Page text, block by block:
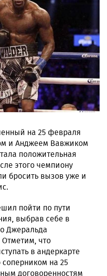
на 25 февраля
и Анджеем Вавжиком
положительная
этого чемпиону
бросить вызов уже и
пойти по пути
выбрав себе в
Джеральда
Отметим, что
в андеркарте
на 25
договоренностям